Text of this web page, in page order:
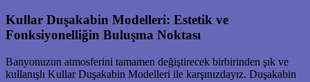
Kullar Duşakabin Modelleri: Estetik ve
Fonksiyonelliğin Buluşma Noktası
Banyonuzun atmosferini tamamen değiştirecek birbirinden şık ve
kullanışlı Kullar Duşakabin Modelleri ile karşınızdayız. Duşakabin